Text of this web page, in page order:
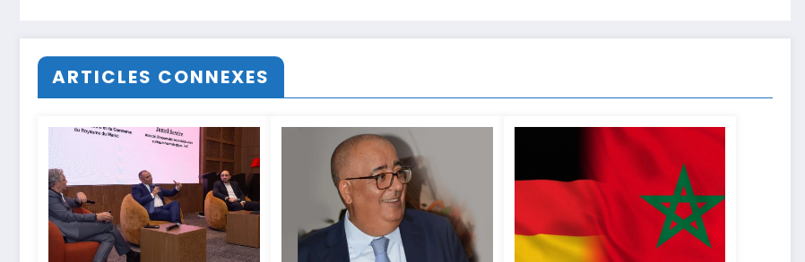
ARTICLES CONNEXES